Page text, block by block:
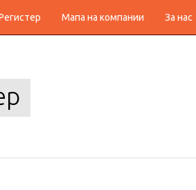
Мапа на компании За нас